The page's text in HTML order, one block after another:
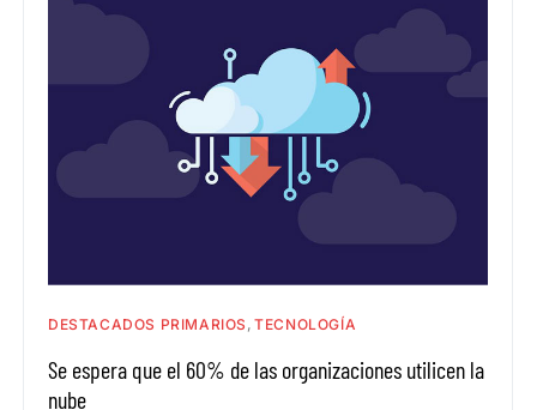
DESTACADOS PRIMARIOS TECNOLOGÍA
Se espera que el 60% de las organizaciones utilicen la
nube